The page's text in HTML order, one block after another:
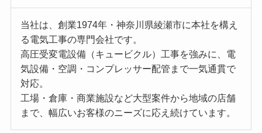
当社は、創業1974年・神奈川県綾瀬市に本社を構え
る電気工事の専門会社です。
高圧受変電設備（キュービクル）工事を強みに、電
気設備・空調・コンプレッサー配管まで一気通貫で
対応。
工場・倉庫・商業施設など大型案件から地域の店舗
まで、幅広いお客様のニーズに応え続けています。